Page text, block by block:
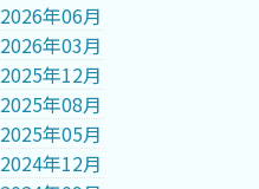
2026年06月
2026年03月
2025年12月
2025年08月
2025年05月
2024年12月